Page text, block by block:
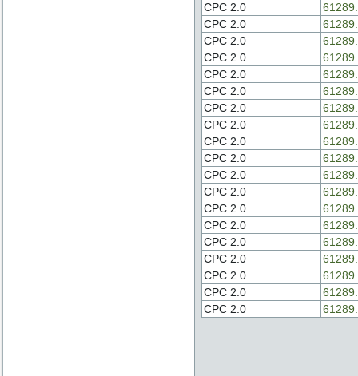
CPC 2.0
CPC 2.0
CPC 2.0
CPC 2.0
CPC 2.0
CPC 2.0
CPC 2.0
CPC 2.0
CPC 2.0
CPC 2.0
CPC 2.0
CPC 2.0
CPC 2.0
CPC 2.0
CPC 2.0
CPC 2.0
CPC 2.0
CPC 2.0
CPC 2.0